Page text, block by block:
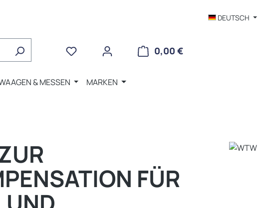
DEUTSCH
0,00 €WARENKORB
& MESSEN MARKEN
FÜR